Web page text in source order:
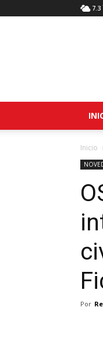
7.3
Inicio
Por